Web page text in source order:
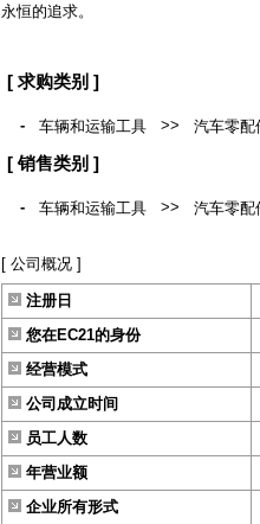
永恒的追求。
[ 求购类别 ]
- 车辆和运输工具 >> 汽车零配
[ 销售类别 ]
- 车辆和运输工具 >> 汽车零配
[ 公司概况 ]
注册日
您在EC21的身份
经营模式
公司成立时间
员工人数
年营业额
企业所有形式